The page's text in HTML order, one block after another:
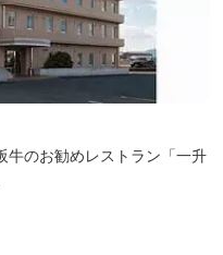
牛のお勧めレストラン「一升